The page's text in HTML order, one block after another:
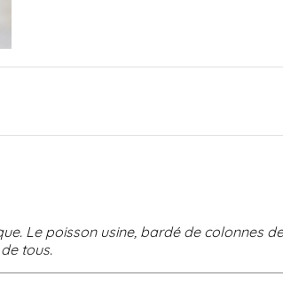
Le poisson usine, bardé de colonnes
tous.